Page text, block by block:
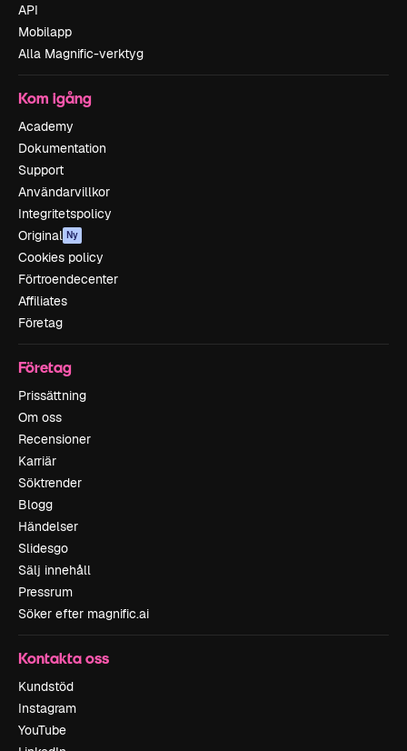
API
Mobilapp
Alla Magnific-verktyg
Kom igång
Academy
Dokumentation
Support
Användarvillkor
Integritetspolicy
Original Ny
Cookies policy
Förtroendecenter
Affiliates
Företag
Företag
Prissättning
Om oss
Recensioner
Karriär
Söktrender
Blogg
Händelser
Slidesgo
Sälj innehåll
Pressrum
Söker efter magnific.ai
Kontakta oss
Kundstöd
Instagram
YouTube